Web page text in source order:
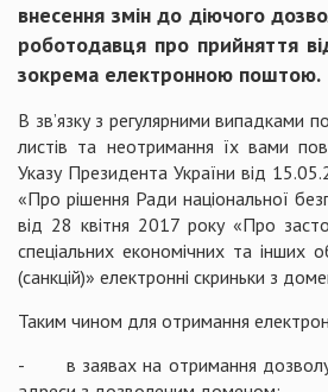
внесення змін до діючого
роботодавця про прийняття
зокрема електронною поштою.
В зв’язку з регулярними випадками
листів та неотримання їх вами
Указу Президента України від
«Про рішення Ради національної
від 28 квітня 2017 року «Про
спеціальних економічних та інших
(санкцій)» електронні скриньки з
Таким чином для отримання
- в заявах на отримання дозволу